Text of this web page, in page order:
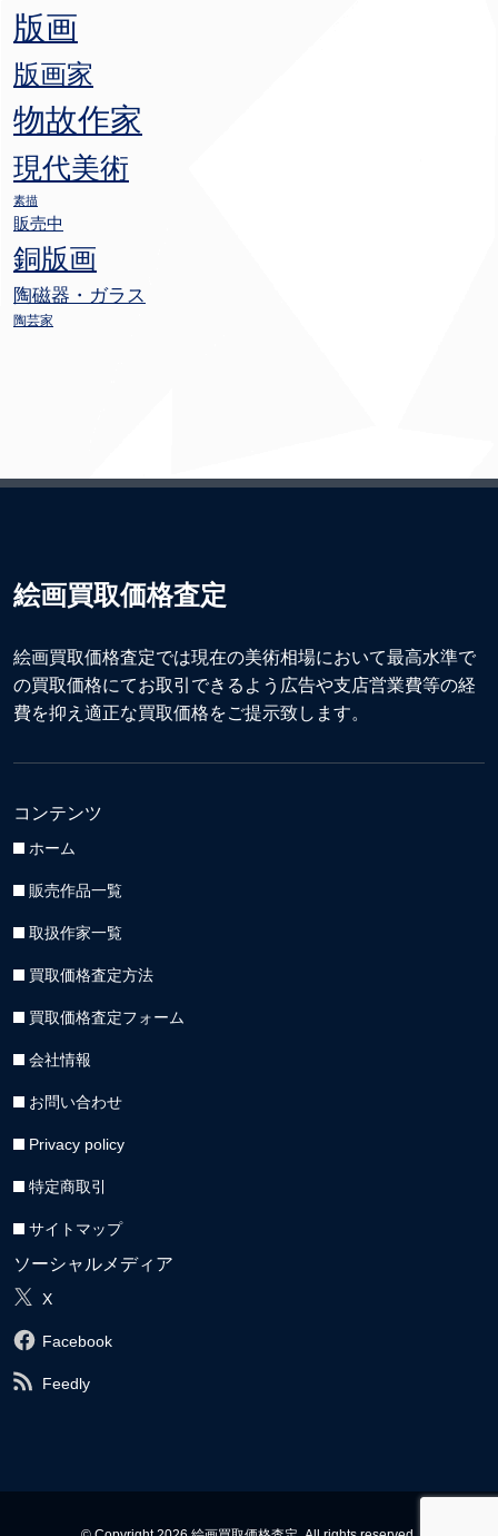
版画
版画家
物故作家
現代美術
素描
販売中
銅版画
陶磁器・ガラス
陶芸家
絵画買取価格査定
絵画買取価格査定では現在の美術相場において最高水準で
の買取価格にてお取引できるよう広告や支店営業費等の経
費を抑え適正な買取価格をご提示致します。
コンテンツ
ホーム
販売作品一覧
取扱作家一覧
買取価格査定方法
買取価格査定フォーム
会社情報
お問い合わせ
Privacy policy
特定商取引
サイトマップ
ソーシャルメディア
X
Facebook
Feedly